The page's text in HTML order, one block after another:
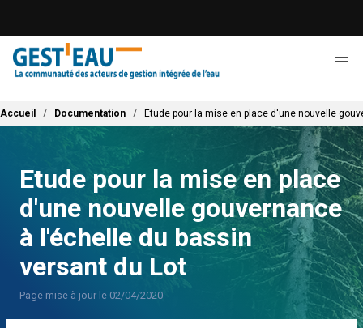
contenu
principal
Fil d'Ariane
Accueil Documentation Etude pour la mise en place d'une nouvelle
Etude pour la mise en place
d'une nouvelle gouvernance
à l'échelle du bassin
versant du Lot
Page mise à jour le 02/04/2020